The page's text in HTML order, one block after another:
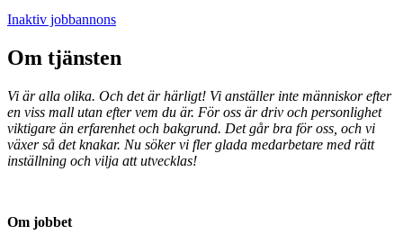
Inaktiv jobbannons
Om tjänsten
Vi är alla olika. Och det är härligt! Vi anställer inte människor efter
en viss mall utan efter vem du är. För oss är driv och personlighet
viktigare än erfarenhet och bakgrund. Det går bra för oss, och vi
växer så det knakar. Nu söker vi fler glada medarbetare med rätt
inställning och vilja att utvecklas!
Om jobbet